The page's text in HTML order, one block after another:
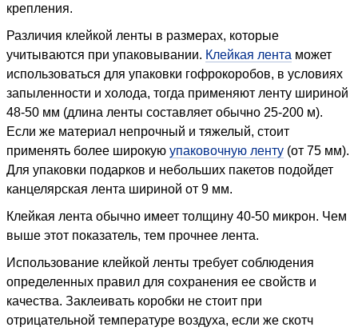
крепления.
Различия клейкой ленты в размерах, которые
учитываются при упаковывании. Клейкая лента может
использоваться для упаковки гофрокоробов, в условиях
запыленности и холода, тогда применяют ленту шириной
48-50 мм (длина ленты составляет обычно 25-200 м).
Если же материал непрочный и тяжелый, стоит
применять более широкую упаковочную ленту (от 75 мм).
Для упаковки подарков и небольших пакетов подойдет
канцелярская лента шириной от 9 мм.
Клейкая лента обычно имеет толщину 40-50 микрон. Чем
выше этот показатель, тем прочнее лента.
Использование клейкой ленты требует соблюдения
определенных правил для сохранения ее свойств и
качества. Заклеивать коробки не стоит при
отрицательной температуре воздуха, если же скотч